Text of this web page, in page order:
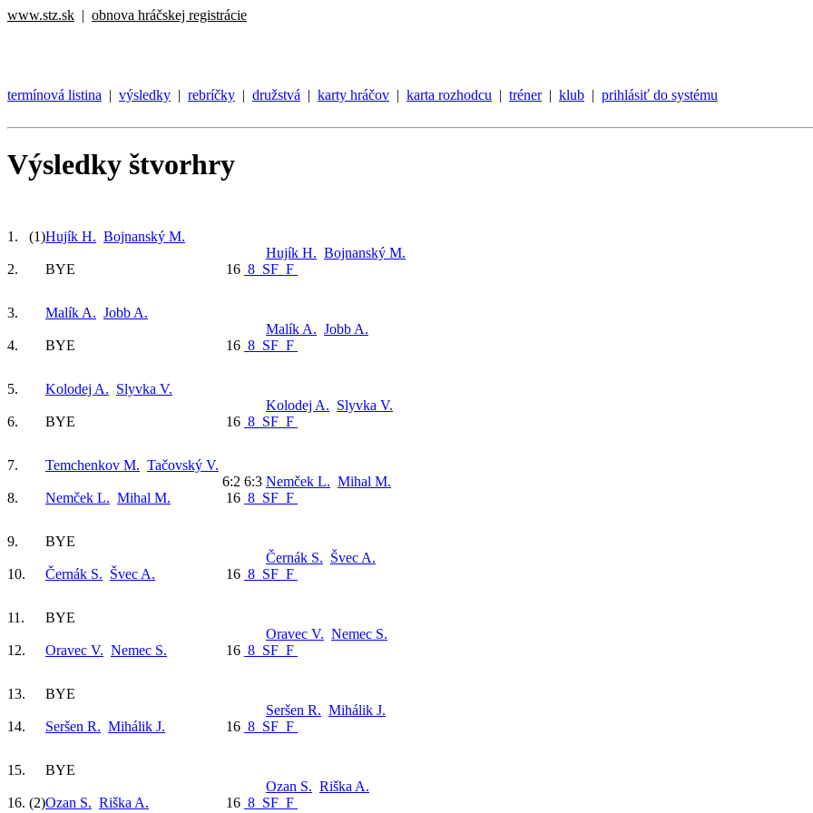
www.stz.sk | obnova hráčskej registrácie
termínová listina | výsledky | rebríčky | družstvá | karty hráčov | karta rozhodcu | tréner| klub | prihlásiť do systému
Výsledky štvorhry
1. (1)Hujík H. Bojnanský M.
Hujík H. Bojnanský M.
2.
BYE 16 8 SF F
3. Malík A. Jobb A.
Malík A. Jobb A.
4.
BYE 16 8 SF F
5. Kolodej A. Slyvka V.
Kolodej A. Slyvka V.
6.
BYE 16 8 SF F
7. Temchenkov M. Tačovský V.
6:2 6:3 Nemček L. Mihal M.
8.
Nemček L. Mihal M. 16 8 SF F
9.
BYE
Černák S. Švec A.
10.
Černák S. Švec A. 16 8 SF F
11.
BYE
Oravec V. Nemec S.
12.
Oravec V. Nemec S. 16 8 SF F
13.
BYE
Seršen R. Mihálik J.
14.
Seršen R. Mihálik J. 16 8 SF F
15.
BYE
Ozan S. Riška A.
16. (2)Ozan S. Riška A. 16 8 SF F